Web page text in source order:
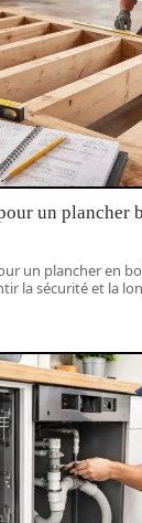
un plancher
un plancher en
la sécurité et la